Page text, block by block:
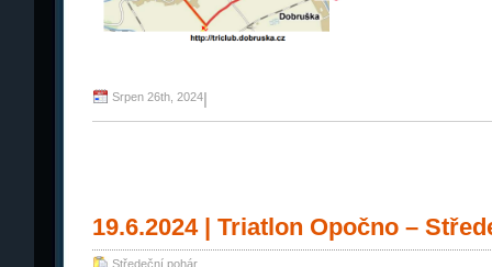
Srpen 26th, 2024|
19.6.2024 | Triatlon Opočno –
Středeční pohár